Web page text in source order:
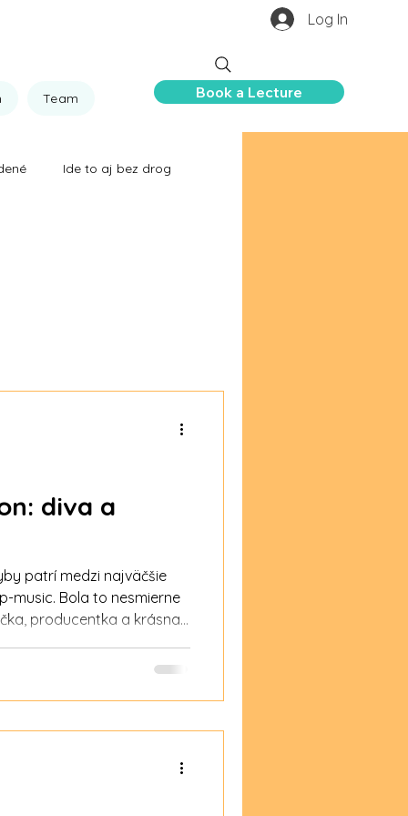
Log In
Book a Lecture
Team
Ide to aj bez drog
diva a
patrí medzi najväčšie
music. Bola to nesmierne
producentka a krásna
za
hudobníčky v histórii.
multiplatinových,
Odhaduje sa, že predala